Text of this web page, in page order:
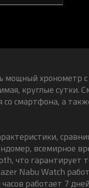
хронометр с
круглые
смартфона, а
всемирное
что гарантирует
Nabu Watch
работает 7